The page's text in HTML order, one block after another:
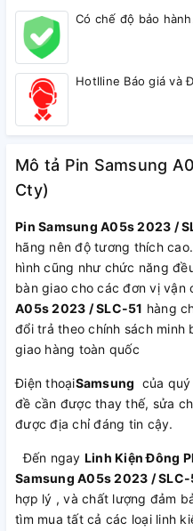
Có chế độ bảo
Hotlline Báo giá và
Mô tả Pin Samsung
Cty)
Pin Samsung A05s 2023 /
hãng nên độ tương thích
hình cũng như chức năng
bàn giao cho các đơn vị vận
A05s 2023 / SLC-51 hàng
đổi trả theo chính sách minh
giao hàng toàn quốc
Điện thoạiSamsung của
đề cần được thay thế, sửa
được địa chỉ đáng tin cậy.
Đến ngay Linh Kiện Đông
Samsung A05s 2023 / SLC-
hợp lý , và chất lượng đảm
tìm mua tất cả các loại linh